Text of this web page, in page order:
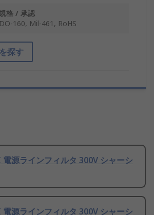
規格 / 承認
DO-160, Mil-461, RoHS
探す
源ラインフィルタ 300V シャーシ
源ラインフィルタ 300V シャーシ